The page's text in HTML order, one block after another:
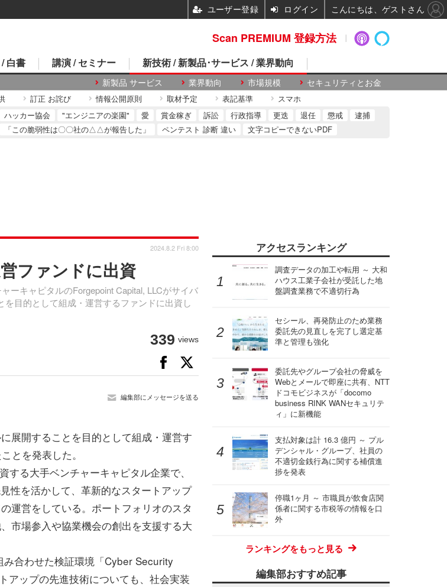
白書 講演 / セミナー 新技術 / 新製品･サービス / 業界動向
新製品 サービス 業界動向 市場規模 セキュリティとお金
訂正 お詫び 情報公開原則 取材予定 表記基準 スマホ
ハッカー協会 "エンジニアの楽園" 愛 賞金稼ぎ 訴訟 行政指導 更迭 退任 懲戒
逮捕
「この脆弱性は〇〇社の△△が報告した」
ペンテスト 診断 違い 文字コピーできないPDF
ファンドに出資
ーキャピタルのForgepoint Capital, LLCがサイバ
目的として組成・運営するファンドに出資し
2024.8.2 Fri 8:00
339 views
編集部にメッセージを送る
展開することを目的として組成・運営す
とを発表した。
る大手ベンチャーキャピタル企業で、
性を活かして、革新的なスタートアップ
運営をしている。ポートフォリオのスタ
市場参入や協業機会の創出を支援する大
合わせた検証環境「Cyber Security
アップの先進技術についても、社会実装
アクセスランキング
調査データの加工や転用 ～ 大和
ハウス工業子会社が受託した地
盤調査業務で不適切行為
セシール、再発防止のため業務
委託先の見直しを完了し選定基
準と管理も強化
委託先やグループ会社の脅威を
Webとメールで即座に共有、NTT
ドコモビジネスが「docomo
business RINK WANセキュリテ
ィ」に新機能
支払対象は計 16.3 億円 ～ プル
デンシャル・グループ、社員の
不適切金銭行為に関する補償進
捗を発表
停職1ヶ月 ～ 市職員が飲食店関
係者に関する市税等の情報を口
外
ランキングをもっと見る
編集部おすすめ記事
Scan PREMIUM 登録方法
ユーザー登録 ログイン こんにちは、ゲストさん